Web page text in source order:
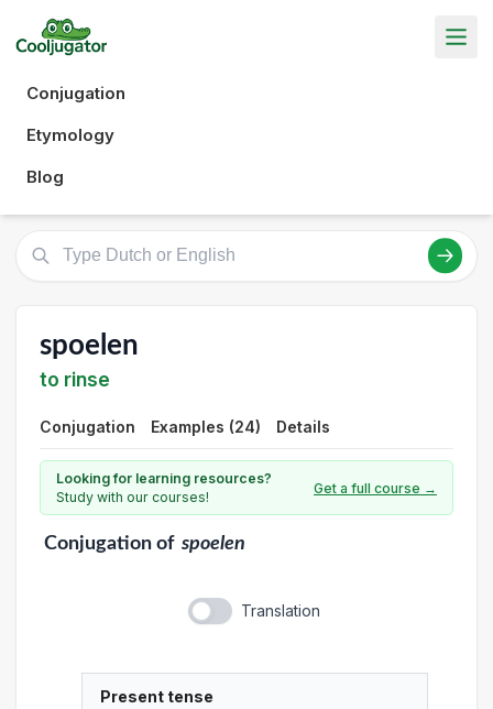
Conjugation
Etymology
Blog
spoelen
to rinse
Conjugation Examples (24) Details
Looking for learning resources?
Study with our courses!
Get a full course →
Conjugationof spoelen
Translation
Present tense